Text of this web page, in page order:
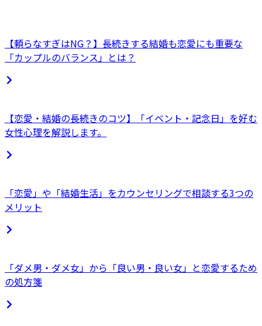
【頼らなすぎはNG？】長続きする結婚も恋愛にも重要な
「カップルのバランス」とは？
【恋愛・結婚の長続きのコツ】「イベント・記念日」を好む
女性心理を解説します。
「恋愛」や「結婚生活」をカウンセリングで相談する3つの
メリット
「ダメ男・ダメ女」から「良い男・良い女」と恋愛するため
の処方箋